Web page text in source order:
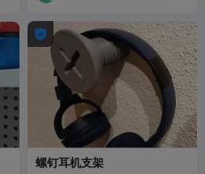

螺钉耳机支架